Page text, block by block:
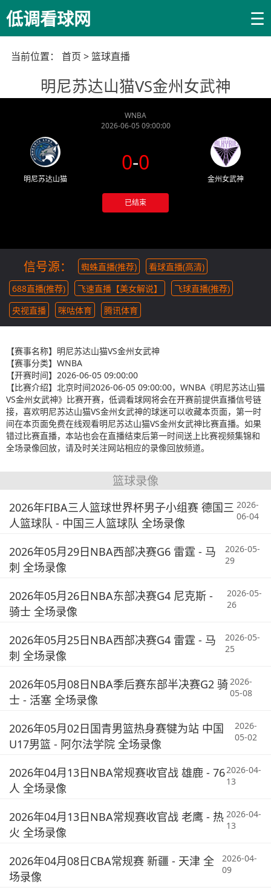
低调看球网 ☰
当前位置： 首页 >篮球直播
明尼苏达山猫VS金州女武神
WNBA
2026-06-05 09:00:00
明尼苏达山猫
0-0
已结束
金州女武神
信号源： 蜘蛛直播(推荐)
看球直播(高清)
688直播(推荐)
飞速直播【美女解说】
飞球直播(推荐)
央视直播
咪咕体育 腾讯体育
【赛事名称】 明尼苏达山猫VS金州女武神
【赛事分类】 WNBA
【开赛时间】 2026-06-05 09:00:00
【比赛介绍】 北京时间2026-06-05 09:00:00，WNBA《明尼苏达山猫
VS金州女武神》比赛开赛，低调看球网将会在开赛前提供直播信号链
接，喜欢明尼苏达山猫VS金州女武神的球迷可以收藏本页面，第一时
间在本页面免费在线观看明尼苏达山猫VS金州女武神比赛直播。如果
错过比赛直播，本站也会在直播结束后第一时间送上比赛视频集锦和
全场录像回放，请及时关注网站相应的录像回放频道。
篮球录像
2026年FIBA三人篮球世界杯男子小组赛 德国三
人篮球队 - 中国三人篮球队 全场录像
2026-
06-04
2026年05月29日NBA西部决赛G6 雷霆 - 马
刺 全场录像
2026-05-
29
2026年05月26日NBA东部决赛G4 尼克斯 -
骑士 全场录像
2026-05-
26
2026年05月25日NBA西部决赛G4 雷霆 - 马
刺 全场录像
2026-05-
25
2026年05月08日NBA季后赛东部半决赛G2 骑
士 - 活塞 全场录像
2026-
05-08
2026年05月02日国青男篮热身赛犍为站 中国
U17男篮 - 阿尔法学院 全场录像
2026-
05-02
2026年04月13日NBA常规赛收官战 雄鹿 - 76
人 全场录像
2026-04-
13
2026年04月13日NBA常规赛收官战 老鹰 - 热
火 全场录像
2026-04-
13
2026年04月08日CBA常规赛 新疆 - 天津 全
场录像
2026-04-
09